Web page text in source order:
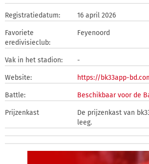
Registratiedatum: 16 april 2026
Favoriete
eredivisieclub:
Feyenoord
Vak in het stadion: -
Website: https://bk33app-
Battle: Beschikbaar voor de
Prijzenkast
De prijzenkast van
leeg.